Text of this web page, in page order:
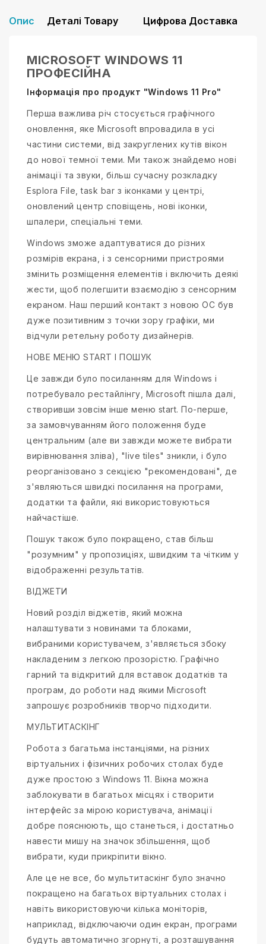
Опис Деталі Товару Цифрова Доставка
MICROSOFT WINDOWS 11
ПРОФЕСІЙНА
Інформація про продукт "Windows 11 Pro"
Перша важлива річ стосується графічного
оновлення, яке Microsoft впровадила в усі
частини системи, від закруглених кутів вікон
до нової темної теми. Ми також знайдемо нові
анімації та звуки, більш сучасну розкладку
Esplora File, task bar з іконками у центрі,
оновлений центр сповіщень, нові іконки,
шпалери, спеціальні теми.
Windows зможе адаптуватися до різних
розмірів екрана, і з сенсорними пристроями
змінить розміщення елементів і включить деякі
жести, щоб полегшити взаємодію з сенсорним
екраном. Наш перший контакт з новою ОС був
дуже позитивним з точки зору графіки, ми
відчули ретельну роботу дизайнерів.
НОВЕ МЕНЮ START І ПОШУК
Це завжди було посиланням для Windows і
потребувало рестайлінгу, Microsoft пішла далі,
створивши зовсім інше меню start. По-перше,
за замовчуванням його положення буде
центральним (але ви завжди можете вибрати
вирівнювання зліва), "live tiles" зникли, і було
реорганізовано з секцією "рекомендовані", де
з'являються швидкі посилання на програми,
додатки та файли, які використовуються
найчастіше.
Пошук також було покращено, став більш
"розумним" у пропозиціях, швидким та чітким у
відображенні результатів.
ВІДЖЕТИ
Новий розділ віджетів, який можна
налаштувати з новинами та блоками,
вибраними користувачем, з'являється збоку
накладеним з легкою прозорістю. Графічно
гарний та відкритий для вставок додатків та
програм, до роботи над якими Microsoft
запрошує розробників творчо підходити.
МУЛЬТИТАСКІНГ
Робота з багатьма інстанціями, на різних
віртуальних і фізичних робочих столах буде
дуже простою з Windows 11. Вікна можна
заблокувати в багатьох місцях і створити
інтерфейс за мірою користувача, анімації
добре пояснюють, що станеться, і достатньо
навести мишу на значок збільшення, щоб
вибрати, куди прикріпити вікно.
Але це не все, бо мультитаскінг було значно
покращено на багатьох віртуальних столах і
навіть використовуючи кілька моніторів,
наприклад, відключаючи один екран, програми
будуть автоматично згорнуті, а розташування